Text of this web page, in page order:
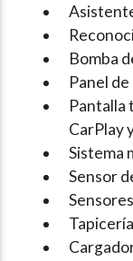
Bomba
Panel
Pantalla
CarPlay
Sistema
Sensor